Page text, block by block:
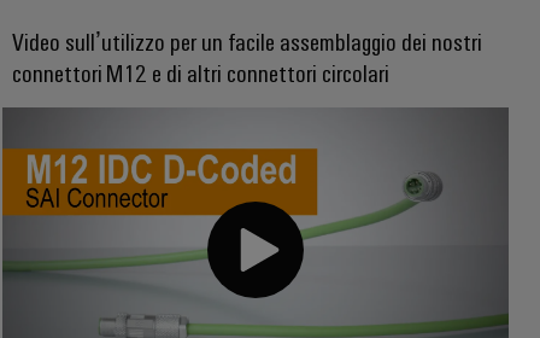
Video sull’utilizzo per un facile assemblaggio dei nostri
connettori M12 e di altri connettori circolari